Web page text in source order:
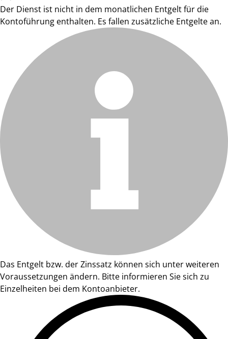
Der Dienst ist nicht in dem monatlichen Entgelt für die
Kontoführung enthalten. Es fallen zusätzliche Entgelte an.
Das Entgelt bzw. der Zinssatz können sich unter weiteren
Voraussetzungen ändern. Bitte informieren Sie sich zu
Einzelheiten bei dem Kontoanbieter.